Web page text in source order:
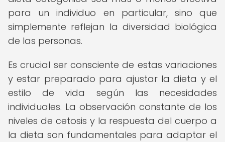
para un individuo en particular, sino que
simplemente reflejan la diversidad biológica
de las personas.
Es crucial ser consciente de estas variaciones
y estar preparado para ajustar la dieta y el
estilo de vida según las necesidades
individuales. La observación constante de los
niveles de cetosis y la respuesta del cuerpo a
la dieta son fundamentales para adaptar el